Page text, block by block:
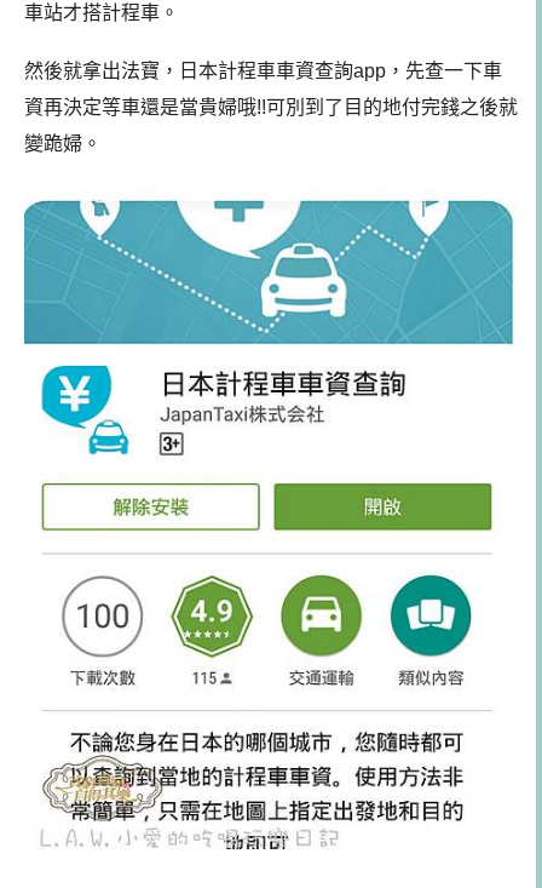
車站才搭計程車。
然後就拿出法寶，日本計程車車資查詢app，先查一下車
資再決定等車還是當貴婦哦!!可別到了目的地付完錢之後就
變跪婦。